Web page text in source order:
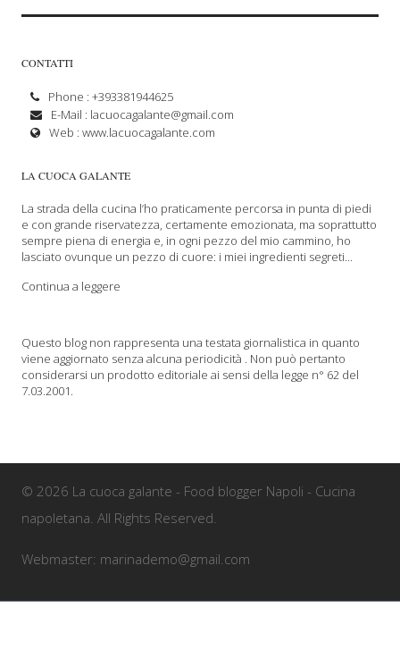
CONTATTI
Phone : +393381944625
E-Mail : lacuocagalante@gmail.com
Web :www.lacuocagalante.com
LA CUOCA GALANTE
La strada della cucina l’ho praticamente percorsa in punta di piedi
e con grande riservatezza, certamente emozionata, ma soprattutto
sempre piena di energia e, in ogni pezzo del mio cammino, ho
lasciato ovunque un pezzo di cuore: i miei ingredienti segreti...
Continua a leggere
Questo blog non rappresenta una testata giornalistica in quanto
viene aggiornato senza alcuna periodicità . Non può pertanto
considerarsi un prodotto editoriale ai sensi della legge n° 62 del
7.03.2001.
© 2026 La cuoca galante - Food blogger Napoli - Cucina
napoletana. All Rights Reserved.
Webmaster: marinademo@gmail.com